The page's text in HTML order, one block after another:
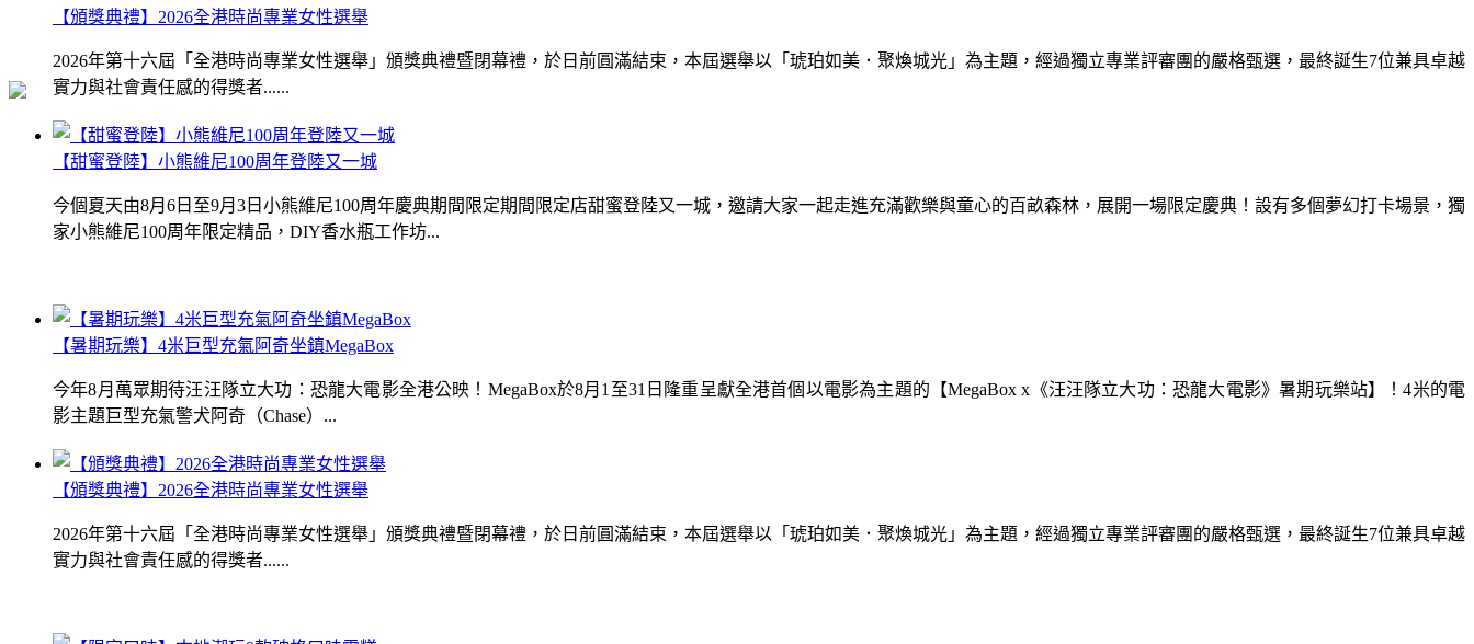
【頒獎典禮】2026全港時尚專業女性選舉
2026年第十六屆「全港時尚專業女性選舉」頒獎典禮暨閉幕禮，於日前圓滿結束，本屆選舉以「琥珀如美．聚煥城光」為主題，經過獨立專業評審團的嚴格甄選，最終誕生7位兼具卓越
實力與社會責任感的得獎者......
【暑期玩樂】4米巨型充氣阿奇坐鎮MegaBox
今年8月萬眾期待汪汪隊立大功：恐龍大電影全港公映！MegaBox於8月1至31日隆重呈獻全港首個以電影為主題的【MegaBox x《汪汪隊立大功：恐龍大電影》暑期玩樂站】！4米的電
影主題巨型充氣警犬阿奇（Chase）...
【甜蜜登陸】小熊維尼100周年登陸又一城
今個夏天由8月6日至9月3日小熊維尼100周年慶典期間限定期間限定店甜蜜登陸又一城，邀請大家一起走進充滿歡樂與童心的百畝森林，展開一場限定慶典！設有多個夢幻打卡場景，獨
家小熊維尼100周年限定精品，DIY香水瓶工作坊...
【頒獎典禮】2026全港時尚專業女性選舉
2026年第十六屆「全港時尚專業女性選舉」頒獎典禮暨閉幕禮，於日前圓滿結束，本屆選舉以「琥珀如美．聚煥城光」為主題，經過獨立專業評審團的嚴格甄選，最終誕生7位兼具卓越
實力與社會責任感的得獎者......